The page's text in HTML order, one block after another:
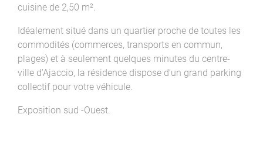
cuisine de 2,50 m².
Idéalement situé dans un quartier proche de toutes les
commodités (commerces, transports en commun,
plages) et à seulement quelques minutes du centre-
ville d'Ajaccio, la résidence dispose d'un grand parking
collectif pour votre véhicule.
Exposition sud -Ouest.